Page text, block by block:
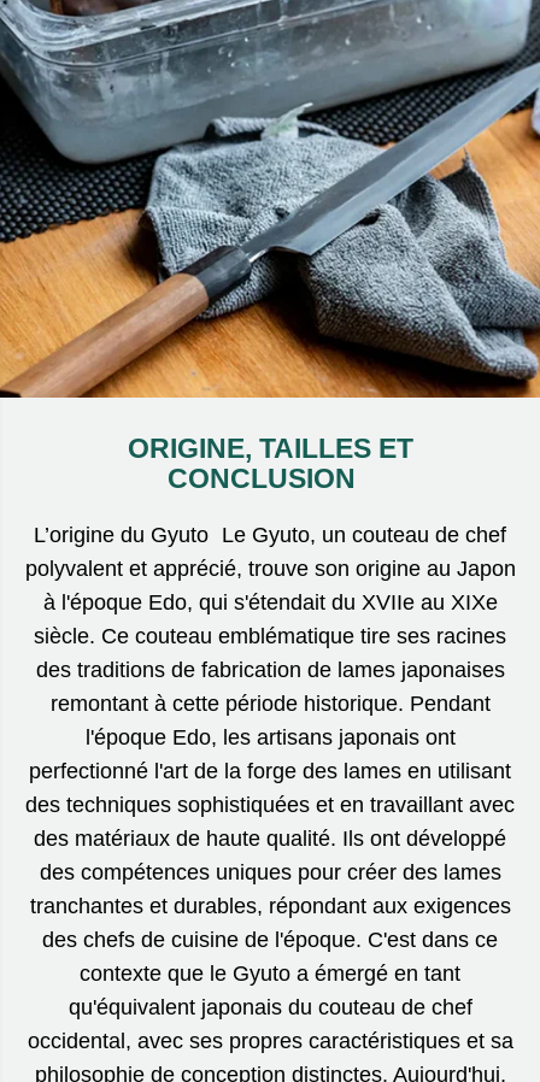
ORIGINE, TAILLES ET
CONCLUSION
L’origine du Gyuto Le Gyuto, un couteau de chef
polyvalent et apprécié, trouve son origine au Japon
à l'époque Edo, qui s'étendait du XVIIe au XIXe
siècle. Ce couteau emblématique tire ses racines
des traditions de fabrication de lames japonaises
remontant à cette période historique. Pendant
l'époque Edo, les artisans japonais ont
perfectionné l'art de la forge des lames en utilisant
des techniques sophistiquées et en travaillant avec
des matériaux de haute qualité. Ils ont développé
des compétences uniques pour créer des lames
tranchantes et durables, répondant aux exigences
des chefs de cuisine de l'époque. C'est dans ce
contexte que le Gyuto a émergé en tant
qu'équivalent japonais du couteau de chef
occidental, avec ses propres caractéristiques et sa
philosophie de conception distinctes. Aujourd'hui,